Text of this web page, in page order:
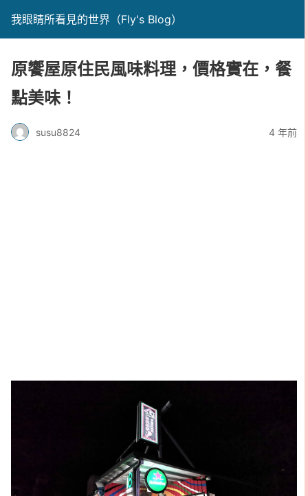
我眼睛所看見的世界（Fly's Blog）
原饗屋原住民風味料理，價格實在，餐
點美味！
susu8824 4 年前